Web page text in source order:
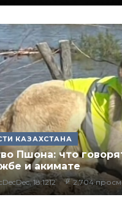
КАЗАХСТАНА
Пшона: что
и акимате
18:1212 2,704